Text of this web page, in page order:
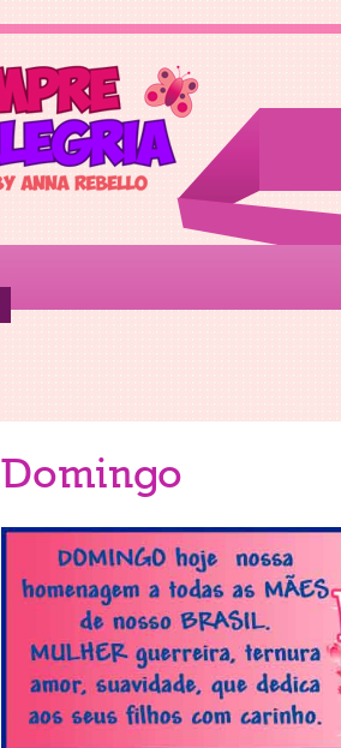
Domingo